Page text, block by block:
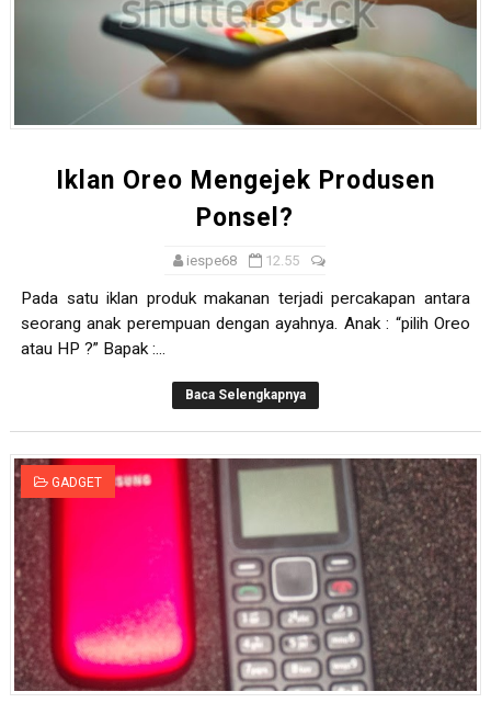
Iklan Oreo Mengejek Produsen
Ponsel?
iespe68 12.55
Pada satu iklan produk makanan terjadi percakapan antara
seorang anak perempuan dengan ayahnya. Anak : “pilih Oreo
atau HP ?” Bapak :...
Baca Selengkapnya
GADGET